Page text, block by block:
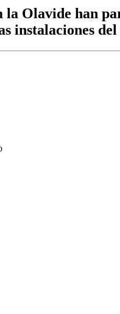
la Olavide han
instalaciones del